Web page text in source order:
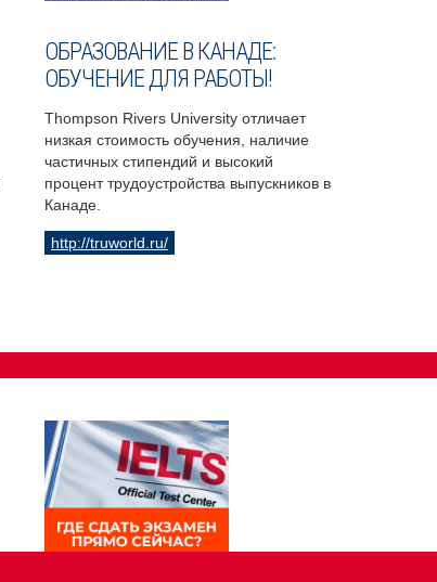
ОБРАЗОВАНИЕ В КАНАДЕ:
ОБУЧЕНИЕ ДЛЯ РАБОТЫ!
Thompson Rivers University отличает
низкая стоимость обучения, наличие
частичных стипендий и высокий
процент трудоустройства выпускников в
Канаде.
http://truworld.ru/